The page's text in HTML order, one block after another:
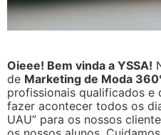
Oieee! Bem vinda a YSSA!
de Marketing de Moda
profissionais qualificados e
fazer acontecer todos os
UAU” para os nossos